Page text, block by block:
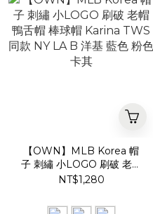
【OWN】MLB Korea 帽
子 刺繡 小LOGO 刷破 老帽
鴨舌帽 棒球帽 Karina TWS
色 卡其
NT$1,280